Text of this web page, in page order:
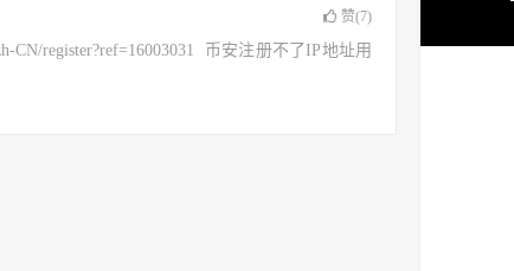
赞(7)
CN/register?ref=16003031 币安注册不了IP地址用